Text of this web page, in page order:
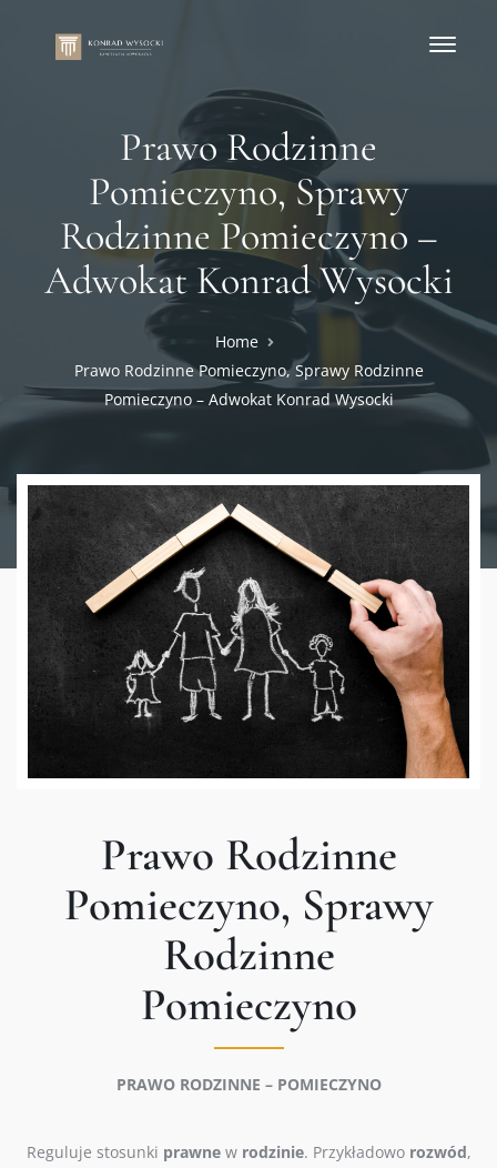
Prawo Rodzinne
Pomieczyno, Sprawy
Rodzinne Pomieczyno –
Adwokat Konrad Wysocki
Home
Prawo Rodzinne Pomieczyno, Sprawy Rodzinne
Pomieczyno – Adwokat Konrad Wysocki
Prawo Rodzinne
Pomieczyno, Sprawy
Rodzinne
Pomieczyno
PRAWO RODZINNE – POMIECZYNO
Reguluje stosunki prawnew rodzinie. Przykładowo rozwód,